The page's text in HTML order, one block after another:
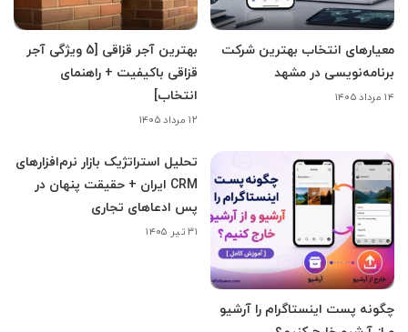
معیارهای انتخاب بهترین شرکت
برنامه‌نویسی در مشهد
۱۴ مرداد ۱۴۰۵
بهترین آجر قزاقی [5 ویژگی آجر
قزاقی باکیفیت + راهنمای
انتخاب]
۱۲ مرداد ۱۴۰۵
چگونه پست اینستاگرام را آرشیو
تحلیل استراتژیک بازار نرم‌افزارهای
CRM ایران + حقیقت پنهان در
پس ادعاهای تجاری
۳۱ تیر ۱۴۰۵